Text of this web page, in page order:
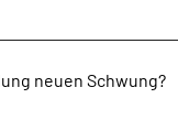
neuen Schwung?